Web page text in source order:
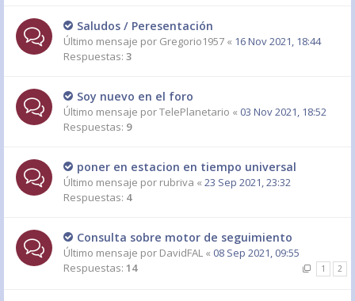
Saludos / Peresentación
Último mensaje por Gregorio1957 « 16 Nov 2021, 18:44
Respuestas: 3
Soy nuevo en el foro
Último mensaje porTelePlanetario « 03 Nov 2021, 18:52
Respuestas: 9
poner en estacion en tiempo universal
Último mensaje por rubriva « 23 Sep 2021, 23:32
Respuestas: 4
Consulta sobre motor de seguimiento
Último mensaje por DavidFAL « 08 Sep 2021, 09:55
Respuestas: 14 1 2